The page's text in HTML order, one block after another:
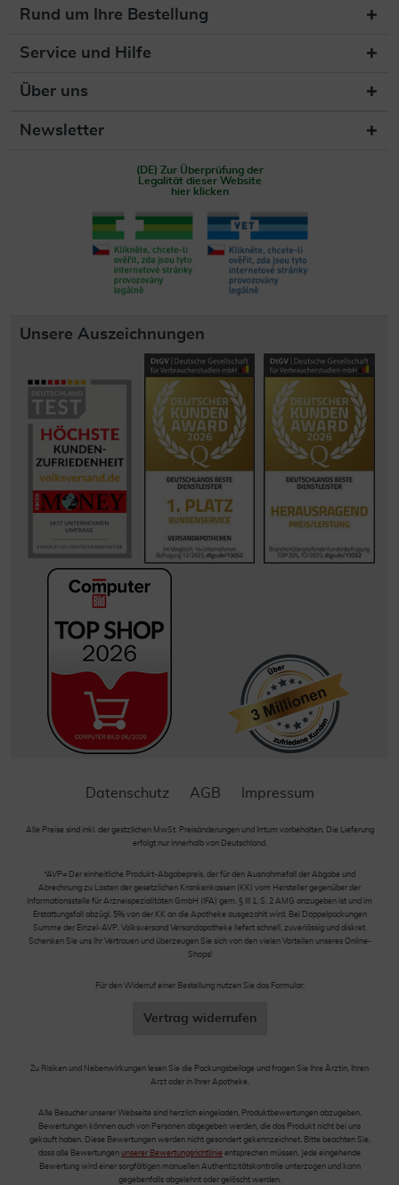
Rund um Ihre Bestellung
Service und Hilfe
Über uns
Newsletter
(DE) Zur Überprüfung der
Legalität dieser Website
hier klicken
Unsere Auszeichnungen
Datenschutz AGB Impressum
Alle Preise sind inkl. der gestzlichen MwSt. Preisänderungen und Irrtum vorbehalten. Die Lieferung
erfolgt nur innerhalb von Deutschland.
*AVP= Der einheitliche Produkt-Abgabepreis, der für den Ausnahmefall der Abgabe und
Abrechnung zu Lasten der gesetzlichen Krankenkassen (KK) vom Hersteller gegenüber der
Informationsstelle für Arzneispezialitäten GmbH (IFA) gem. § III 1, S. 2 AMG anzugeben ist und im
Erstattungsfall abzügl. 5% von der KK an die Apotheke ausgezahlt wird. Bei Doppelpackungen
Summe der Einzel-AVP. Volksversand Versandapotheke liefert schnell, zuverlässig und diskret.
Schenken Sie uns Ihr Vertrauen und überzeugen Sie sich von den vielen Vorteilen unseres Online-
Shops!
Für den Widerruf einer Bestellung nutzen Sie das Formular:
Vertrag widerrufen
Zu Risiken und Nebenwirkungen lesen Sie die Packungsbeilage und fragen Sie Ihre Ärztin, Ihren
Arzt oder in Ihrer Apotheke.
Alle Besucher unserer Webseite sind herzlich eingeladen, Produktbewertungen abzugeben.
Bewertungen können auch von Personen abgegeben werden, die das Produkt nicht bei uns
gekauft haben. Diese Bewertungen werden nicht gesondert gekennzeichnet. Bitte beachten Sie,
dass alle Bewertungen unserer Bewertungsrichtlinie entsprechen müssen. Jede eingehende
Bewertung wird einer sorgfältigen manuellen Authentizitätskontrolle unterzogen und kann
gegebenfalls abgelehnt oder gelöscht werden.